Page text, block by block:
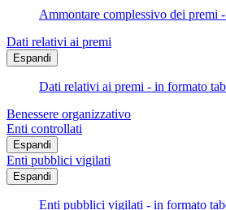
Ammontare complessivo dei premi
Dati relativi ai premi
Espandi
Dati relativi ai premi - in formato
Benessere organizzativo
Enti controllati
Espandi
Enti pubblici vigilati
Espandi
Enti pubblici vigilati - in formato